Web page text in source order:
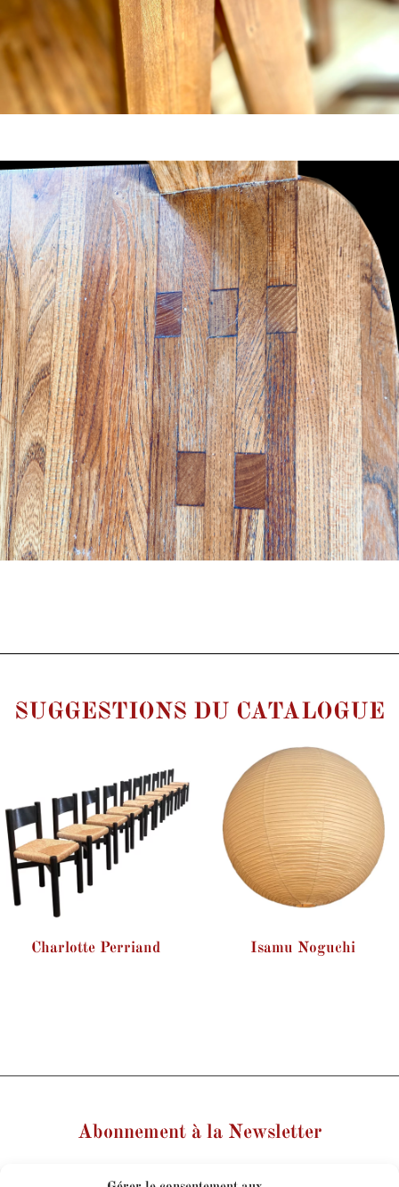
SUGGESTIONS DU CATALOGUE
Charlotte Perriand Isamu Noguchi
Abonnement à la Newsletter